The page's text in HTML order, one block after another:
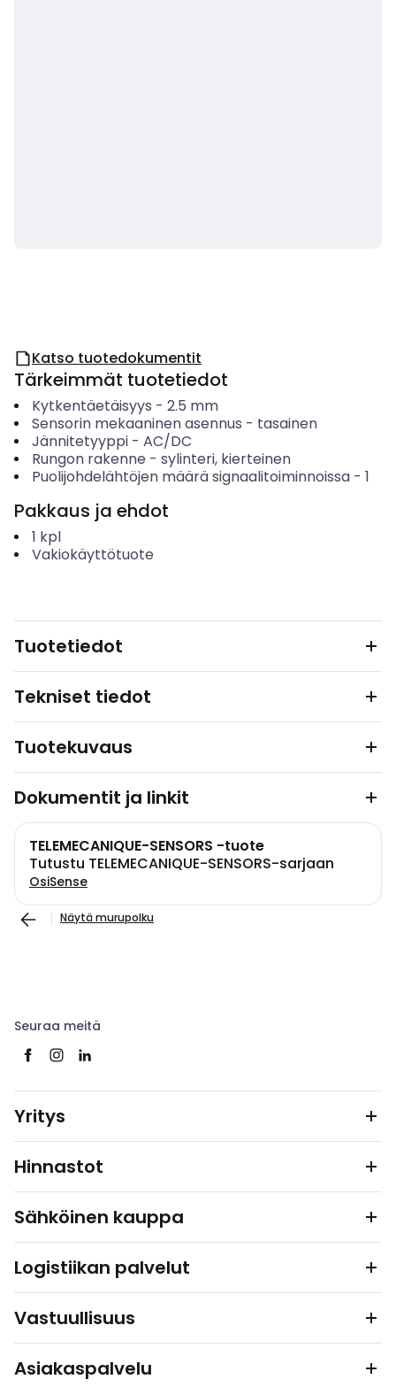
Katso tuotedokumentit
Tärkeimmät tuotetiedot
Kytkentäetäisyys - 2.5 mm
Sensorin mekaaninen asennus - tasainen
Jännitetyyppi- AC/DC
Rungon rakenne - sylinteri, kierteinen
Puolijohdelähtöjen määrä signaalitoiminnoissa- 1
Pakkaus ja ehdot
1 kpl
Vakiokäyttötuote
Tuotetiedot
Tekniset tiedot
Tuotekuvaus
Dokumentit ja linkit
TELEMECANIQUE-SENSORS -tuote
Tutustu TELEMECANIQUE-SENSORS-sarjaan
OsiSense
Näytä murupolku
Seuraa meitä
Yritys
Hinnastot
Sähköinen kauppa
Logistiikan palvelut
Vastuullisuus
Asiakaspalvelu